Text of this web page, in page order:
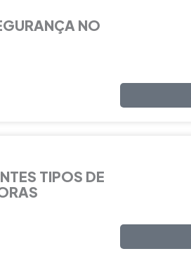
NO
TIPOS DE